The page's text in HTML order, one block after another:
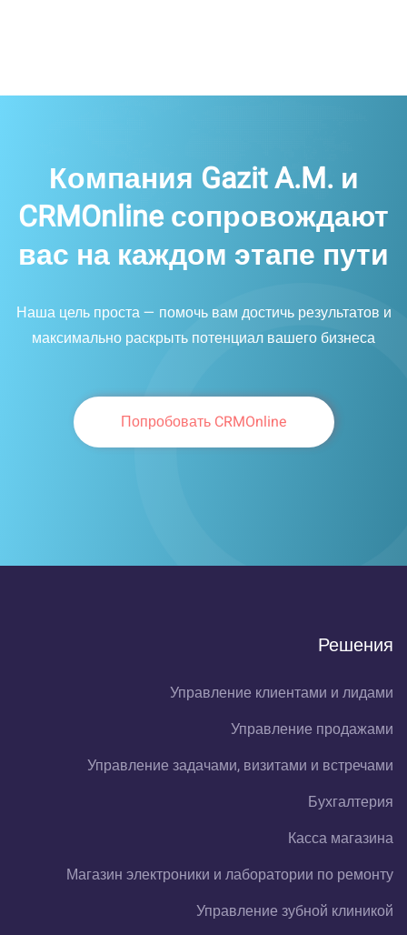
Компания Gazit A.M. и
CRMOnlineсопровождают
вас на каждом этапе пути
Наша цель проста — помочь вам достичь результатов и
максимально раскрыть потенциал вашего бизнеса
Попробовать CRMOnline
Решения
Управление клиентами и лидами
Управление продажами
Управление задачами, визитами и встречами
Бухгалтерия
Касса магазина
Магазин электроники и лаборатории по ремонту
Управление зубной клиникой